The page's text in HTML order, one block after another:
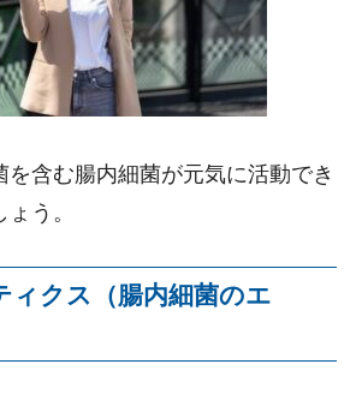
を含む腸内細菌が元気に活動でき
う。
ィクス（腸内細菌のエ